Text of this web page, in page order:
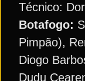
Técnico:
Botafogo:
Pimpão),
Diogo
Dudu